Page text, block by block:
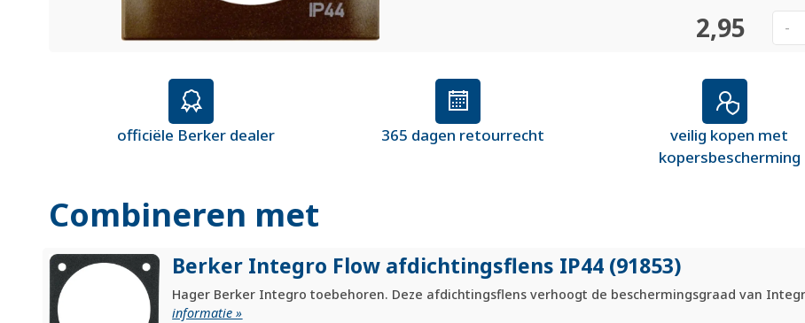
2,95 -
officiële Berker dealer 365 dagen retourrecht
veilig kopen met
kopersbescherming
Combineren met
Berker Integro Flow afdichtingsflens IP44 (91853)
Hager Berker Integro toebehoren. Deze afdichtingsflens verhoogt de beschermingsgraad van
informatie »